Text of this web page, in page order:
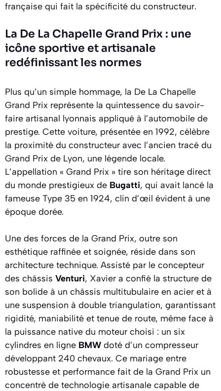
française qui fait la spécificité du constructeur.
La De La Chapelle Grand Prix : une
icône sportive et artisanale
redéfinissant les normes
Plus qu’un simple hommage, la De La Chapelle
Grand Prix représente la quintessence du savoir-
faire artisanal lyonnais appliqué à l’automobile de
prestige. Cette voiture, présentée en 1992, célèbre
la proximité du constructeur avec l’ancien tracé du
Grand Prix de Lyon, une légende locale.
L’appellation « Grand Prix » tire son héritage direct
du monde prestigieux de Bugatti, qui avait lancé la
fameuse Type 35 en 1924, clin d’œil évident à une
époque dorée.
Une des forces de la Grand Prix, outre son
esthétique raffinée et soignée, réside dans son
architecture technique. Assisté par le concepteur
des châssis Venturi, Xavier a confié la structure de
son bolide à un châssis multitubulaire en acier et à
une suspension à double triangulation, garantissant
rigidité, maniabilité et tenue de route, même face à
la puissance native du moteur choisi : un six
cylindres en ligne BMW doté d’un compresseur
développant 240 chevaux. Ce mariage entre
robustesse et performance fait de la Grand Prix un
concentré de technologie artisanale capable de